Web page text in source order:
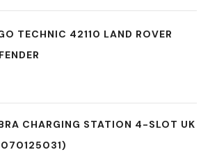
TECHNIC 42110 LAND ROVER
CHARGING STATION 4-SLOT UK